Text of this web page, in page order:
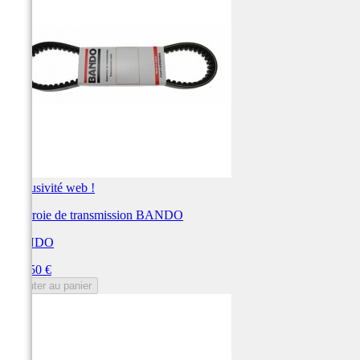
Exclusivité web !
Courroie de transmission BANDO
BANDO
149,50 €
Ajouter au panier